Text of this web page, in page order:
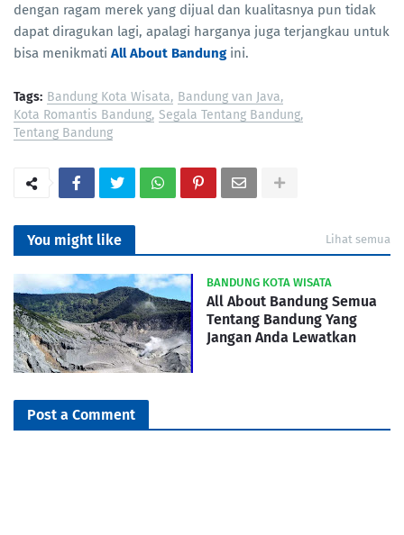
dengan ragam merek yang dijual dan kualitasnya pun tidak
dapat diragukan lagi, apalagi harganya juga terjangkau untuk
bisa menikmati All About Bandungini.
Tags: Bandung Kota Wisata Bandung van Java
Kota Romantis Bandung Segala Tentang Bandung
Tentang Bandung
You might like Lihat semua
BANDUNG KOTA WISATA
All About Bandung Semua
Tentang Bandung Yang
Jangan Anda Lewatkan
Post a Comment